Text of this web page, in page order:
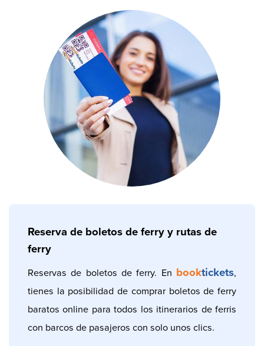
Reserva de boletos de ferry y rutas de
ferry
Reservas de boletos de ferry. En booktickets,
tienes la posibilidad de comprar boletos de ferry
baratos online para todos los itinerarios de ferris
con barcos de pasajeros con solo unos clics.